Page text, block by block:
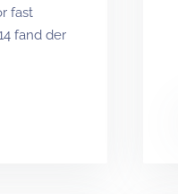
fast
fand der